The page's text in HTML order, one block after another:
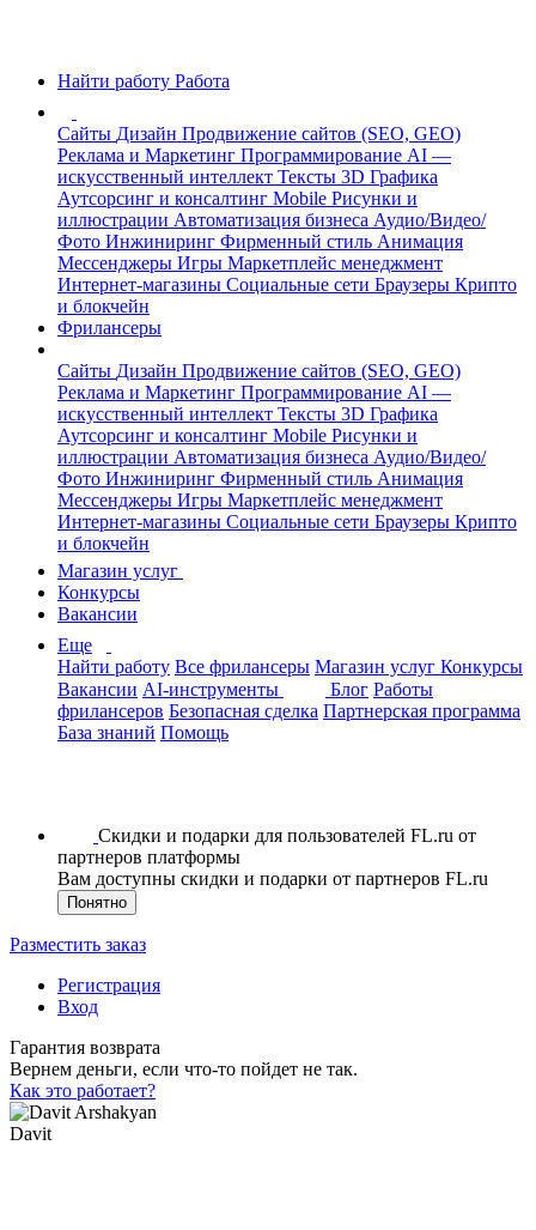
Найти работу Работа
Сайты Дизайн Продвижение сайтов (SEO, GEO)
Реклама и Маркетинг Программирование AI —
искусственный интеллект Тексты 3D Графика
Аутсорсинг и консалтинг Mobile Рисунки и
иллюстрации Автоматизация бизнеса Аудио/Видео/
Фото Инжиниринг Фирменный стиль Анимация
Мессенджеры Игры Маркетплейс менеджмент
Интернет-магазины Социальные сети Браузеры Крипто
и блокчейн
Фрилансеры
Сайты Дизайн Продвижение сайтов (SEO, GEO)
Реклама и Маркетинг Программирование AI —
искусственный интеллект Тексты 3D Графика
Аутсорсинг и консалтинг Mobile Рисунки и
иллюстрации Автоматизация бизнеса Аудио/Видео/
Фото Инжиниринг Фирменный стиль Анимация
Мессенджеры Игры Маркетплейс менеджмент
Интернет-магазины Социальные сети Браузеры Крипто
и блокчейн
Магазин услуг
Конкурсы
Вакансии
Еще
Найти работу Все фрилансеры Магазин услуг Конкурсы
Вакансии AI-инструменты Блог Работы
фрилансеров Безопасная сделка Партнерская программа
База знаний Помощь
Скидки и подарки для пользователей FL.ru от
партнеров платформы
Вам доступны скидки и подарки от партнеров FL.ru
Понятно
Разместить заказ
Регистрация
Вход
Гарантия возврата
Вернем деньги, если что-то пойдет не так.
Как это работает?
Davit